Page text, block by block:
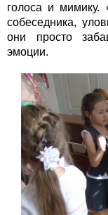
голоса и мимику.
собеседника,
они просто
эмоции.